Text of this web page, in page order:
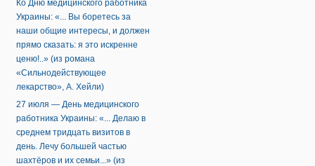
Ко Дню медицинского работника
Украины: «... Вы боретесь за
наши общие интересы, и должен
прямо сказать: я это искренне
ценю!..» (из романа
«Сильнодействующее
лекарство», А. Хейли)
27 июля — День медицинского
работника Украины: «... Делаю в
среднем тридцать визитов в
день. Лечу большей частью
шахтёров и их семьи...» (из